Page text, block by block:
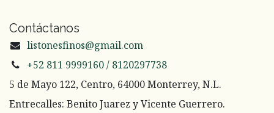
Contáctanos
listonesfinos@gmail.com
+52 811 9999160 / 8120297738
5 de Mayo 122, Centro, 64000 Monterrey, N.L.
Entrecalles: Benito Juarez y Vicente Guerrero.